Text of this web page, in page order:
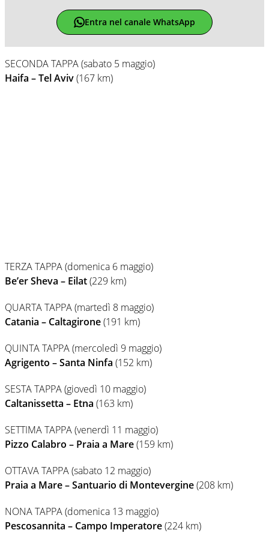
Entra nel canale WhatsApp
SECONDA TAPPA (sabato 5 maggio)
Haifa – Tel Aviv(167 km)
TERZA TAPPA (domenica 6 maggio)
Be’er Sheva – Eilat(229 km)
QUARTA TAPPA (martedì 8 maggio)
Catania – Caltagirone(191 km)
QUINTA TAPPA (mercoledì 9 maggio)
Agrigento – Santa Ninfa (152 km)
SESTA TAPPA (giovedì 10 maggio)
Caltanissetta – Etna (163 km)
SETTIMA TAPPA (venerdì 11 maggio)
Pizzo Calabro – Praia a Mare(159 km)
OTTAVA TAPPA (sabato 12 maggio)
Praia a Mare – Santuario di Montevergine(208 km)
NONA TAPPA (domenica 13 maggio)
Pescosannita – Campo Imperatore(224 km)